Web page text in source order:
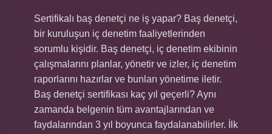
Sertifikalı baş denetçi ne iş yapar? Baş denetçi,
bir kuruluşun iç denetim faaliyetlerinden
sorumlu kişidir. Baş denetçi, iç denetim ekibinin
çalışmalarını planlar, yönetir ve izler, iç denetim
raporlarını hazırlar ve bunları yönetime iletir.
Baş denetçi sertifikası kaç yıl geçerli? Aynı
zamanda belgenin tüm avantajlarından ve
faydalarından 3 yıl boyunca faydalanabilirler. İlk